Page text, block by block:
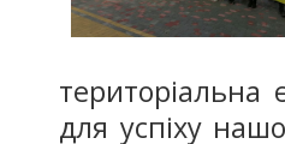
для успіху